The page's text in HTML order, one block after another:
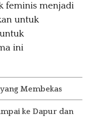
feminis menjadi
untuk
ini
Membekas
ke Dapur dan